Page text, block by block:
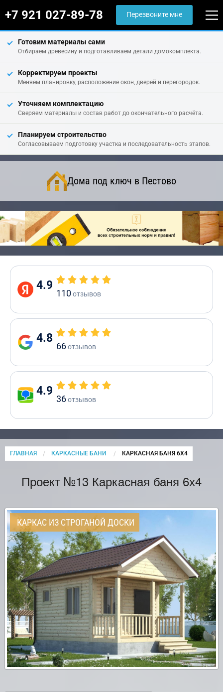
+7 921 027-89-78 Перезвоните мне
Готовим материалы сами
Отбираем древесину и подготавливаем детали домокомплекта.
Корректируем проекты
Меняем планировку, расположение окон, дверей и перегородок.
Уточняем комплектацию
Сверяем материалы и состав работ до окончательного расчёта.
Планируем строительство
Согласовываем подготовку участка и последовательность этапов.
Дома под ключ в Пестово
4.9
110отзывов
4.8
66отзывов
4.9
36отзывов
ГЛАВНАЯ КАРКАСНЫЕ БАНИ CURRENT:
КАРКАСНАЯ БАНЯ 6Х4
Проект №13 Каркасная баня 6х4
КАРКАС ИЗ СТРОГАНОЙ ДОСКИ